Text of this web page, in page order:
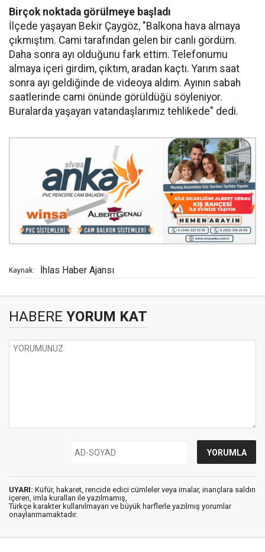
Birçok noktada görülmeye başladı
İlçede yaşayan Bekir Çaygöz, "Balkona hava almaya
çıkmıştım. Cami tarafından gelen bir canlı gördüm.
Daha sonra ayı olduğunu fark ettim. Telefonumu
almaya içeri girdim, çıktım, aradan kaçtı. Yarım saat
sonra ayı geldiğinde de videoya aldım. Ayının sabah
saatlerinde cami önünde görüldüğü söyleniyor.
Buralarda yaşayan vatandaşlarımız tehlikede" dedi.
Kaynak: İhlas Haber Ajansı
HABERE YORUM KAT
UYARI: Küfür, hakaret, rencide edici cümleler veya imalar, inançlara saldırı
içeren, imla kuralları ile yazılmamış,
Türkçe karakter kullanılmayan ve büyük harflerle yazılmış yorumlar
onaylanmamaktadır.